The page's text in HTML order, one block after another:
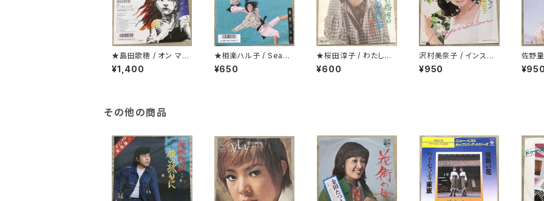
★島田歌穂 / オン マイ
オウン
¥1,400
★相楽ハル子 / Seasi
de Mint Blue
¥650
★桜田淳子 / わたしの
青い鳥 カップリング盤
¥600
沢村美奈子 / インスピ
レーション
¥950
佐野
レター
その他の商品